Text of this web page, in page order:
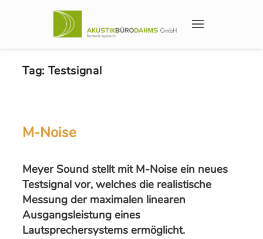
Tag: Testsignal
M-Noise
Meyer Sound stellt mit M-Noise ein neues
Testsignal vor, welches die realistische
Messung der maximalen linearen
Ausgangsleistung eines
Lautsprechersystems ermöglicht.